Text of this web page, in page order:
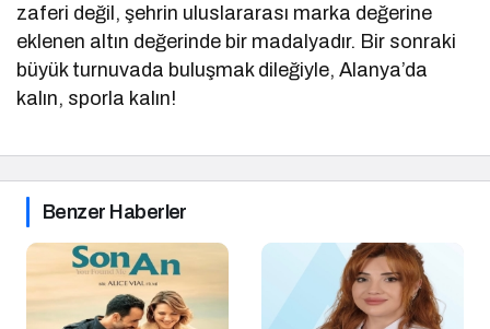
zaferi değil, şehrin uluslararası marka değerine
eklenen altın değerinde bir madalyadır. Bir sonraki
büyük turnuvada buluşmak dileğiyle, Alanya’da
kalın, sporla kalın!
Benzer Haberler